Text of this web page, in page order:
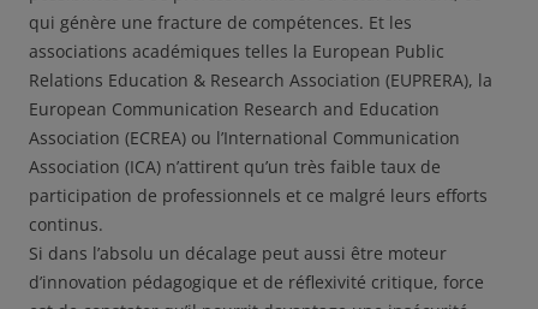
qui génère une fracture de compétences. Et les
associations académiques telles la European Public
Relations Education & Research Association (EUPRERA), la
European Communication Research and Education
Association (ECREA) ou l’International Communication
Association (ICA) n’attirent qu’un très faible taux de
participation de professionnels et ce malgré leurs efforts
continus.
Si dans l’absolu un décalage peut aussi être moteur
d’innovation pédagogique et de réflexivité critique, force